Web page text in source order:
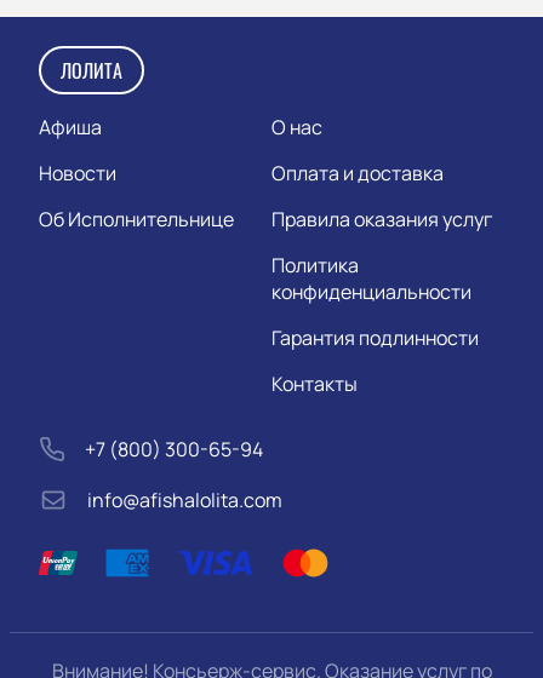
ЛОЛИТА
Афиша
Новости
Об Исполнительнице
О нас
Оплата и доставка
Правила оказания услуг
Политика
конфиденциальности
Гарантия подлинности
Контакты
+7 (800) 300-65-94
info@afishalolita.com
Внимание! Консьерж-сервис. Оказание услуг по